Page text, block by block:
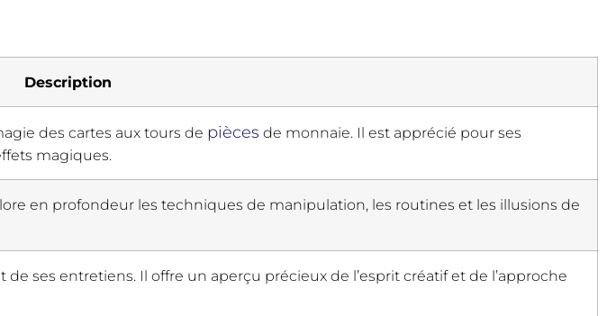
Description
des cartes aux tours de pièces de monnaie. Il est apprécié pour ses
magiques.
en profondeur les techniques de manipulation, les routines et les illusions de
ses entretiens. Il offre un aperçu précieux de l’esprit créatif et de l’approche